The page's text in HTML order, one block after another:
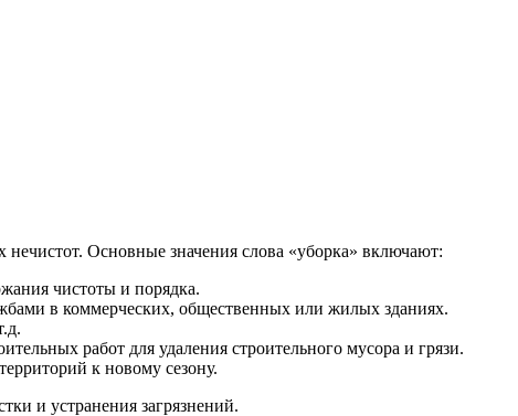
Основные значения слова «уборка» включают:
чистоты и порядка.
в коммерческих, общественных или жилых зданиях.
работ для удаления строительного мусора и грязи.
к новому сезону.
и устранения загрязнений.